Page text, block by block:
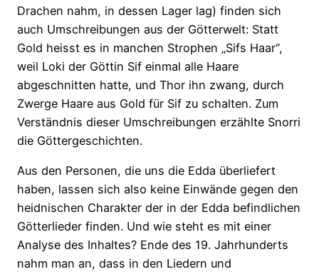
Drachen nahm, in dessen Lager lag) finden sich
auch Umschreibungen aus der Götterwelt: Statt
Gold heisst es in manchen Strophen „Sifs Haar“,
weil Loki der Göttin Sif einmal alle Haare
abgeschnitten hatte, und Thor ihn zwang, durch
Zwerge Haare aus Gold für Sif zu schalten. Zum
Verständnis dieser Umschreibungen erzählte Snorri
die Göttergeschichten.
Aus den Personen, die uns die Edda überliefert
haben, lassen sich also keine Einwände gegen den
heidnischen Charakter der in der Edda befindlichen
Götterlieder finden. Und wie steht es mit einer
Analyse des Inhaltes? Ende des 19. Jahrhunderts
nahm man an, dass in den Liedern und